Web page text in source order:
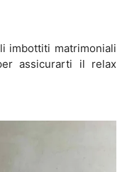
imbottiti matrimoniali
assicurarti il relax